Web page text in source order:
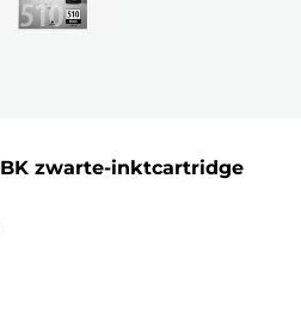
zwarte-inktcartridge